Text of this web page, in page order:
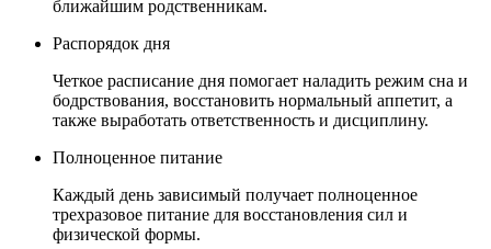
ближайшим родственникам.
Распорядок дня
Четкое расписание дня помогает наладить режим сна и
бодрствования, восстановить нормальный аппетит, а
также выработать ответственность и дисциплину.
Полноценное питание
Каждый день зависимый получает полноценное
трехразовое питание для восстановления сил и
физической формы.